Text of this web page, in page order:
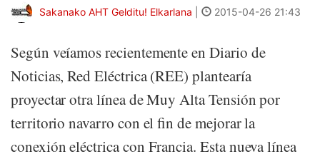
Sakanako AHT Gelditu! Elkarlana 2015-04-26 21:43
Según veíamos recientemente en Diario de
Noticias, Red Eléctrica (REE) plantearía
proyectar otra línea de Muy Alta Tensión por
territorio navarro con el fin de mejorar la
conexión eléctrica con Francia. Esta nueva línea